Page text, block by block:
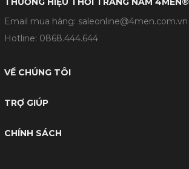
Email mua hàng: saleonline@4men.com.vn
Hotline: 0868.444.644
VỀ CHÚNG TÔI
TRỢ GIÚP
CHÍNH SÁCH